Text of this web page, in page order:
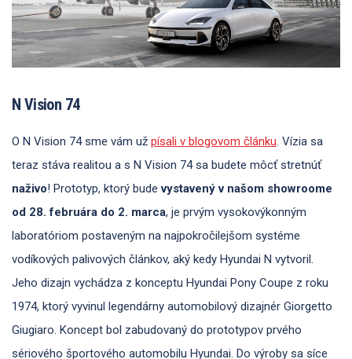
N Vision 74
O N Vision 74 sme vám už písali v blogovom článku. Vízia sa
teraz stáva realitou a s N Vision 74 sa budete môcť stretnúť
naživo! Prototyp, ktorý budevystavený v našom showroome
od 28. februára do 2. marca, je prvým vysokovýkonným
laboratóriom postaveným na najpokročilejšom systéme
vodíkových palivových článkov, aký kedy Hyundai N vytvoril.
Jeho dizajn vychádza z konceptu Hyundai Pony Coupe z roku
1974, ktorý vyvinul legendárny automobilový dizajnér Giorgetto
Giugiaro. Koncept bol zabudovaný do prototypov prvého
sériového športového automobilu Hyundai. Do výroby sa síce